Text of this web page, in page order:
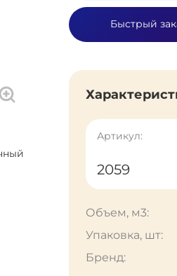
Быстрый
Артикул:
2059
Объем, м3:
Упаковка, шт:
Бренд: